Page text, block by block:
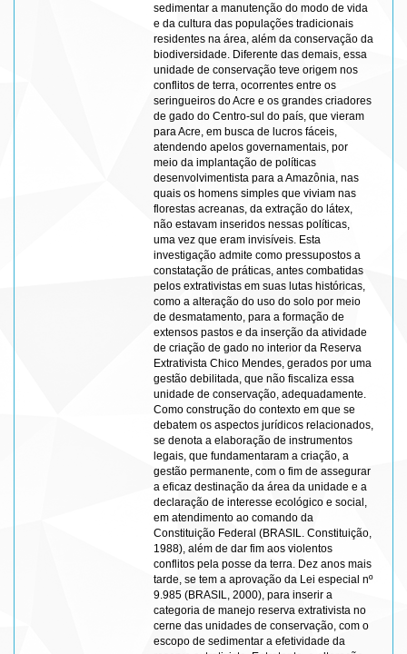
sedimentar a manutenção do modo de vida
e da cultura das populações tradicionais
residentes na área, além da conservação da
biodiversidade. Diferente das demais, essa
unidade de conservação teve origem nos
conflitos de terra, ocorrentes entre os
seringueiros do Acre e os grandes criadores
de gado do Centro-sul do país, que vieram
para Acre, em busca de lucros fáceis,
atendendo apelos governamentais, por
meio da implantação de políticas
desenvolvimentista para a Amazônia, nas
quais os homens simples que viviam nas
florestas acreanas, da extração do látex,
não estavam inseridos nessas políticas,
uma vez que eram invisíveis. Esta
investigação admite como pressupostos a
constatação de práticas, antes combatidas
pelos extrativistas em suas lutas históricas,
como a alteração do uso do solo por meio
de desmatamento, para a formação de
extensos pastos e da inserção da atividade
de criação de gado no interior da Reserva
Extrativista Chico Mendes, gerados por uma
gestão debilitada, que não fiscaliza essa
unidade de conservação, adequadamente.
Como construção do contexto em que se
debatem os aspectos jurídicos relacionados,
se denota a elaboração de instrumentos
legais, que fundamentaram a criação, a
gestão permanente, com o fim de assegurar
a eficaz destinação da área da unidade e a
declaração de interesse ecológico e social,
em atendimento ao comando da
Constituição Federal (BRASIL. Constituição,
1988), além de dar fim aos violentos
conflitos pela posse da terra. Dez anos mais
tarde, se tem a aprovação da Lei especial nº
9.985 (BRASIL, 2000), para inserir a
categoria de manejo reserva extrativista no
cerne das unidades de conservação, com o
escopo de sedimentar a efetividade da